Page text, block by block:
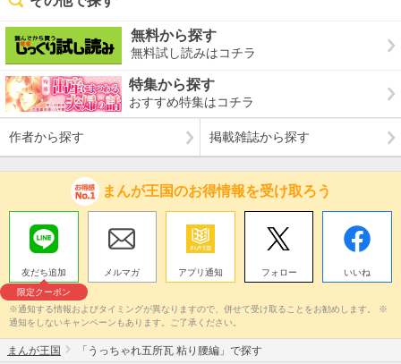
無料から探す
無料試し読みはコチラ
特集から探す
おすすめ特集はコチラ
作者から探す 掲載雑誌から探す
まんが王国のお得情報を受け取ろう
友だち追加
限定クーポン
メルマガ アプリ通知 フォロー いいね
※通知する情報およびタイミングが異なりますので、併せて受け取ることをお勧めします。 ※
通知をしないキャンペーンもあります。ご了承ください。
まんが王国 「うっちゃれ五所瓦 粘り腰編」で探す